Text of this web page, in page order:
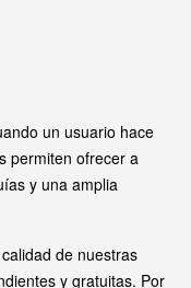
un usuario hace
permiten ofrecer a
y una amplia
de nuestras
y gratuitas. Por